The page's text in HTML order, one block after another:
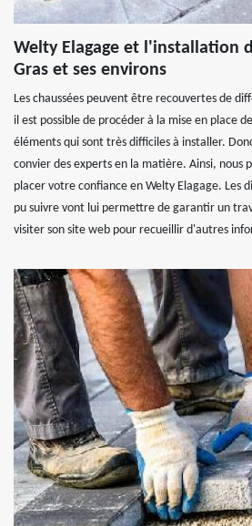
Welty Elagage et l'installation
Gras et ses environs
Les chaussées peuvent être recouvertes de
il est possible de procéder à la mise en place
éléments qui sont très difficiles à installer.
convier des experts en la matière. Ainsi, nous
placer votre confiance en Welty Elagage. Les
pu suivre vont lui permettre de garantir un
visiter son site web pour recueillir d'autres